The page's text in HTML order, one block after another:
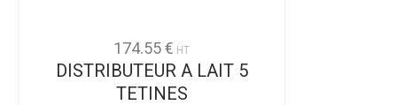
174.55 € HT
DISTRIBUTEUR A LAIT 5
TETINES